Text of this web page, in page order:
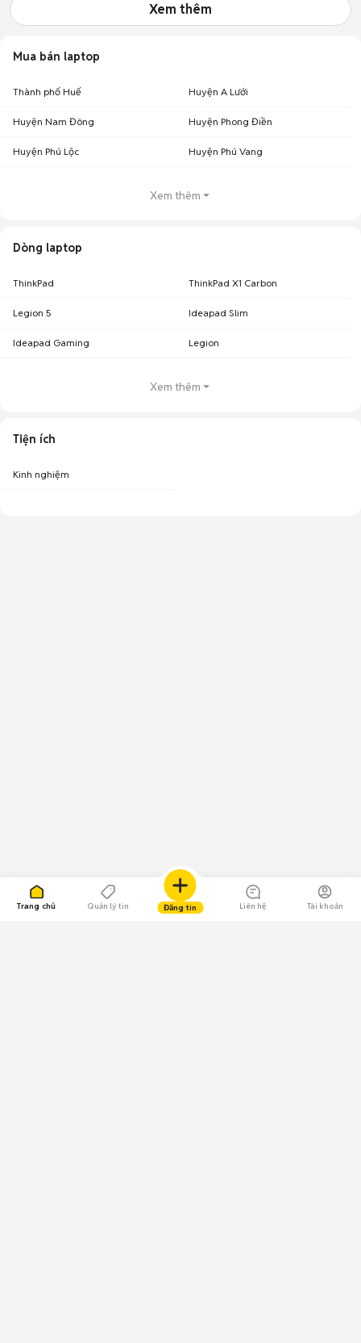
Trang chủ Quản lý tin Đăng tin Liên hệ Tài khoản
Xem thêm
Mua bán laptop
Thành phố Huế Huyện A Lưới
Huyện Nam Đông Huyện Phong Điền
Huyện Phú Lộc Huyện Phú Vang
Xem thêm
Dòng laptop
ThinkPad ThinkPad X1 Carbon
Legion 5 Ideapad Slim
Ideapad Gaming Legion
Xem thêm
Tiện ích
Kinh nghiệm